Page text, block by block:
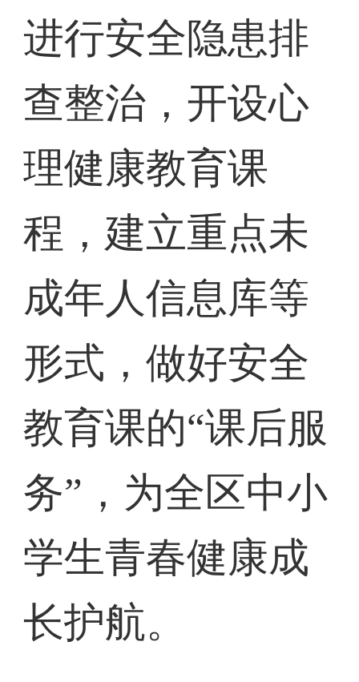
进行安全隐患排
查整治，开设心
理健康教育课
程，建立重点未
成年人信息库等
形式，做好安全
教育课的“课后服
务”，为全区中小
学生青春健康成
长护航。